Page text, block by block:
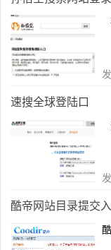
速搜全球登陆口
酷帝网站目录提交